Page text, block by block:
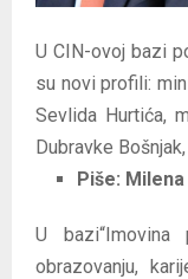
U CIN-ovoj bazi
su novi profili:
Sevlida Hurtića,
Dubravke
Piše:
U
obrazovanju,